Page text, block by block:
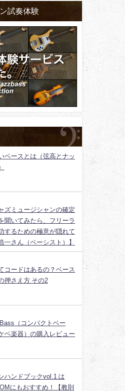
試奏体験
ベースとは（弦高とナッ
ズミュージシャンの確定
聞いてみたら、フリーラ
するための極意が隠れて
一さん（ベーシスト）】
コードはあるの？ベース
押さえ方 その2
（コンパクトベー
ベ楽器）の購入レビュー
ハンドブックvol.1 は
にもおすすめ！【教則